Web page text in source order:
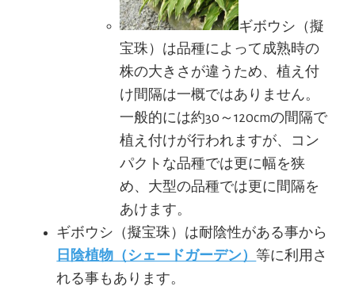
ギボウシ（擬
宝珠）は品種によって成熟時の
株の大きさが違うため、植え付
け間隔は一概ではありません。
一般的には約30～120cmの間隔で
植え付けが行われますが、コン
パクトな品種では更に幅を狭
め、大型の品種では更に間隔を
あけます。
ギボウシ（擬宝珠）は耐陰性がある事から
日陰植物（シェードガーデン）等に利用さ
れる事もあります。